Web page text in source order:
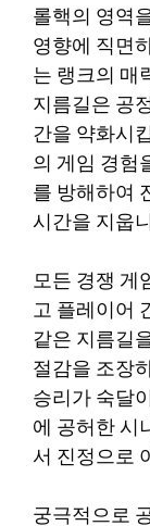
롤핵의 영역
영향에 직면
는 랭크의 매
지름길은 공
간을 약화시
의 게임 경험
를 방해하여
시간을 지웁
모든 경쟁 게
고 플레이어
같은 지름길
절감을 조장
승리가 숙달
에 공허한 시
서 진정으로
궁극적으로